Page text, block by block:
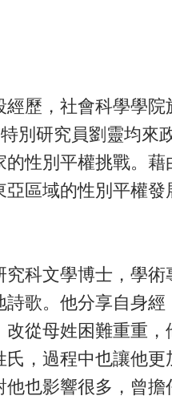
歷，社會科學學院
別研究員劉靈均來
性別平權挑戰。藉
區域的性別平權發
科文學博士，學術
歌。他分享自身經
改從母姓困難重重，
，過程中也讓他更
也影響很多，曾擔